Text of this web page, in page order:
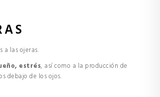
a las ojeras.
estrés, así como a la producción de
debajo de los ojos.